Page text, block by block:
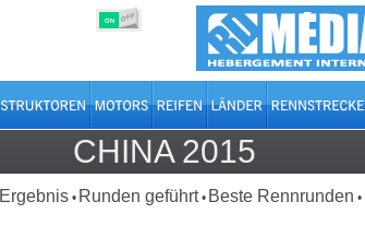
ON OFF
CHINA 2015
Ergebnis • Runden geführt • Beste Rennrunden •